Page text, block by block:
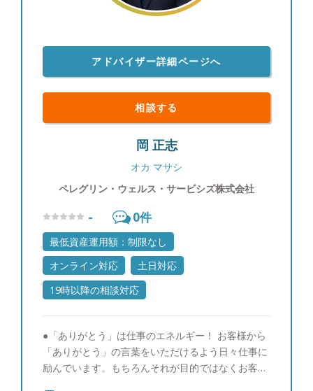
収集に努めています。商品別の過去の値動きやその
【投資教育】 私立大学でライフプランニングを教
えていた経験を通じて、富裕層のお客様のご子息、
ご令嬢に対して投資教育を実施させていただいてお
ります。 【大切にしていること】 「自分が心の底
から思っていること」をお伝えすることです。マー
ケットの状況が悲観的でもごまかすことはありませ
んし、わからない事は正直に「わからない」とお伝
げますし、駄目なものはダメと申し上げます。それ
がお客様からの信頼に繋がると思っています。
【自身のマネースタイル】 個別株ですと値動きに
一喜一憂したりと、お客様の大切な時間を自分の心
の動きに使ってしまい、もったいないと思っている
ので、基本的に収入のうち余ったお金はETFや他の
ファンドなどに積み立てています。 【出身地】 大
阪市 【家族構成】 妻と10歳、8歳の2人の子供がい
近は沖縄に行きました。マイル集めにこだわりがあ
り、60万マイルを貯めています。マイル獲得方法を
お客様にも伝えることがあります。
アドバイザー詳細ページへ
相談する
岡 正志
オカ マサシ
ペレグリン・ウェルス・サービシズ株式会社
- 0件
最低資産運用額：制限なし
オンライン対応
土日対応
19時以降の相談対応
●「ありがとう」は仕事のエネルギー！ お客様から
「ありがとう」の言葉をいただけるよう日々仕事に
励んでいます。もちろんそれが目的ではなくお客様